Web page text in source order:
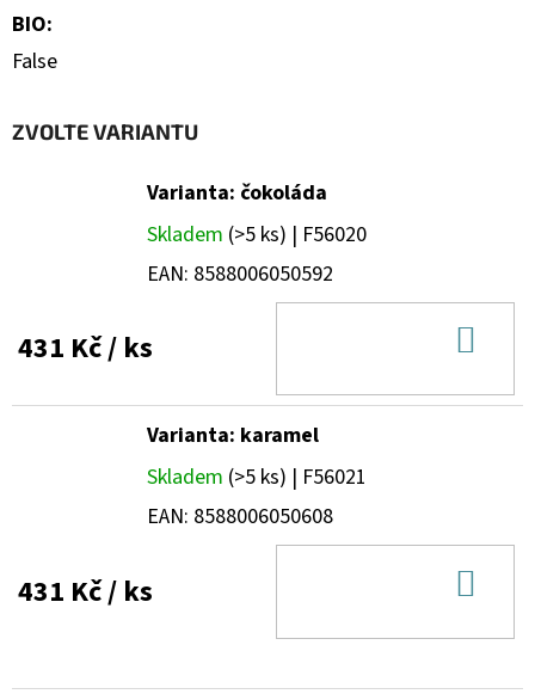
BIO:
False
ZVOLTE VARIANTU
Varianta: čokoláda
Skladem (>5 ks) | F56020
EAN: 8588006050592
431 Kč/ ks
Varianta: karamel
Skladem (>5 ks) | F56021
EAN: 8588006050608
431 Kč/ ks